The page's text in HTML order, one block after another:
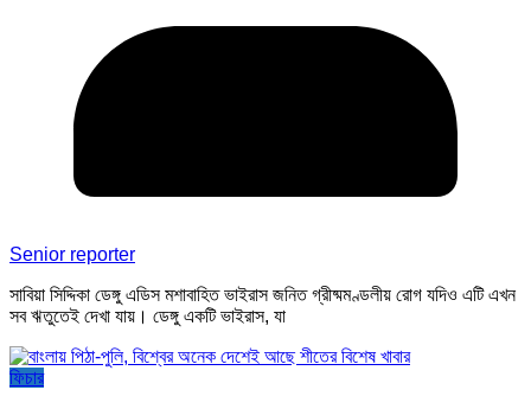
Senior reporter
সাবিয়া সিদ্দিকা ডেঙ্গু এডিস মশাবাহিত ভাইরাস জনিত গ্রীষ্মমণ্ডলীয় রোগ যদিও এটি এখন
সব ঋতুতেই দেখা যায়। ডেঙ্গু একটি ভাইরাস, যা
ফিচার